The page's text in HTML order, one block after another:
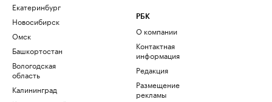
Екатеринбург
Новосибирск
Омск
Башкортостан
Вологодская
область
Калининград
РБК
О компании
Контактная
информация
Редакция
Размещение
рекламы